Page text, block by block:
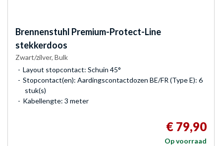
Brennenstuhl Premium-Protect-Line
stekkerdoos
Zwart/zilver, Bulk
Layout stopcontact: Schuin 45°
Stopcontact(en): Aardingscontactdozen BE/FR (Type E): 6
stuk(s)
Kabellengte: 3 meter
€ 79,90
Op voorraad